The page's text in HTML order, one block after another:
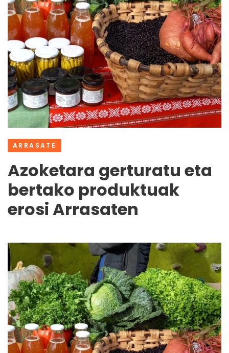
ARRASATE
Azoketara gerturatu eta
bertako produktuak
erosi Arrasaten